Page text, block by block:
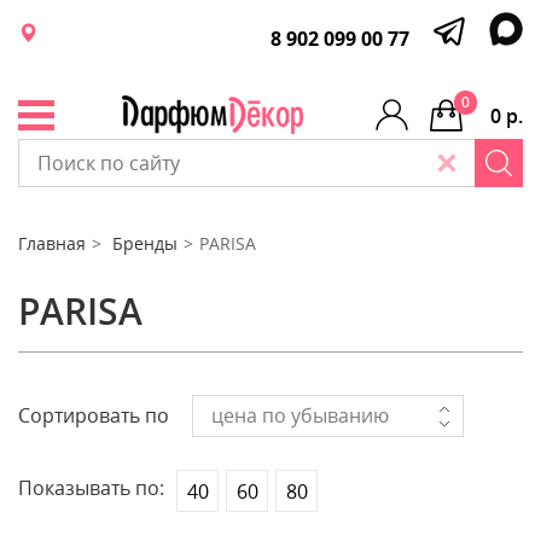
8 902 099 00 77
0 р.
0
Главная Бренды PARISA
PARISA
Сортировать по цена по убыванию
Показывать по: 40 60 80